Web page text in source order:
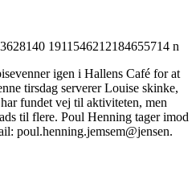
igen i Hal­lens Café for at
tirs­dag ser­ve­rer Lou­i­se skin­ke,
fun­det vej til akti­vi­te­ten, men
til fle­re. Poul Hen­ning tager imod
poul.​henning.​jemsem@​jensen.​